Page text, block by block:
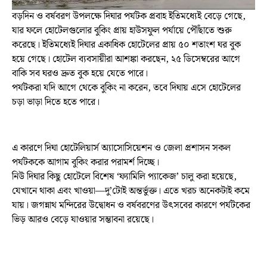
বড়দিন ও বর্ষবরণ উপলক্ষে দিঘার পর্যটক প্রবাহ ইতিমধ্যেই বেড়ে গেছে,
যার ফলে হোটেলগুলোর বুকিং প্রায় হাউসফুল পর্যায়ে পৌঁছাতে শুরু
করেছে। ইতিমধ্যেই দিঘার একাধিক হোটেলের প্রায় ৫০ শতাংশ ঘর বুক
হয়ে গেছে। হোটেল ব্যবসায়ীরা আশঙ্কা করছেন, ২৫ ডিসেম্বরের আগে
বাকি সব ঘরও দ্রুত বুক হয়ে যেতে পারে।
পর্যটকরা যদি আগে থেকে বুকিং না করেন, তবে দিঘায় এসে হোটেলের
চড়া ভাড়া দিতে হতে পারে।
এ কারণে দিঘা হোটেলিয়ার্স অ্যাসোসিয়েশন ও জেলা প্রশাসন সকল
পর্যটককে আগাম বুকিং করার পরামর্শ দিচ্ছে।
নিউ দিঘার কিছু হোটেলে বিশেষ ‘ফ্যামিলি প্যাকেজ’ চালু করা হয়েছে,
যেখানে থাকা এবং খাওয়া—দু’টোই অন্তর্ভুক্ত। এতে খরচ অনেকটাই কমে
যায়। জগন্নাথ মন্দিরের উদ্বোধন ও বর্ষবরণের উৎসবের কারণে পর্যটকের
ভিড় আরও বেড়ে যাওয়ার সম্ভাবনা রয়েছে।